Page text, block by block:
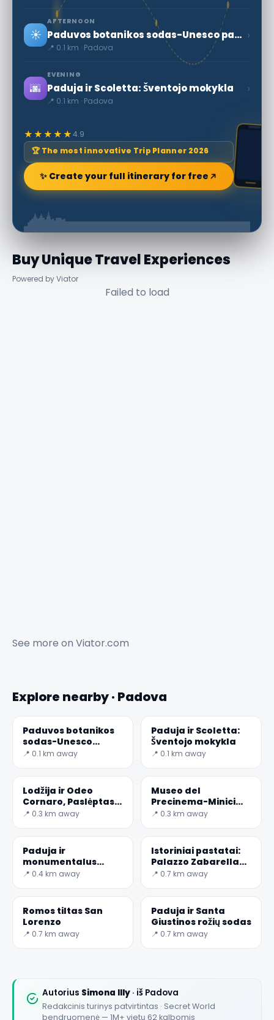
☀️
AFTERNOON
Paduvos botanikos sodas-Unesco paveldas
📍 0.1 km · Padova
›
🌆
EVENING
Paduja ir Scoletta: Šventojo mokykla
📍 0.1 km · Padova
›
★★★★★4.9
🏆 The most innovative Trip Planner 2026
✨ Create your full itinerary for free
Buy Unique Travel Experiences
Powered by Viator
Failed to load
See more on Viator.com
Explore nearby · Padova
Paduvos botanikos
sodas-Unesco
paveldas
📍 0.1 km away
Paduja ir Scoletta:
Šventojo mokykla
📍 0.1 km away
Lodžija ir Odeo
Cornaro, Paslėptas
Padujos perlas
📍 0.3 km away
Museo del
Precinema-Minici
Zotti collection
📍 0.3 km away
Paduja ir
monumentalus
Treves De ' Bonfili
📍 0.4 km away
Istoriniai pastatai:
Palazzo Zabarella
Padujoje
📍 0.7 km away
Romos tiltas San
Lorenzo
📍 0.7 km away
Paduja ir Santa
Giustinos rožių sodas
📍 0.7 km away
Autorius Simona Illy · iš Padova
Redakcinis turinys patvirtintas · Secret World
bendruomenė — 1M+ vietų 62 kalbomis